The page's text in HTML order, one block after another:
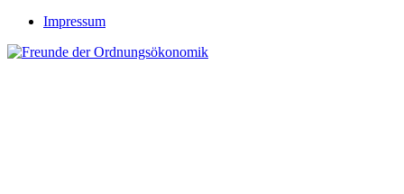
Impressum